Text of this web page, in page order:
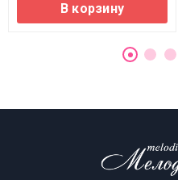
В корзину